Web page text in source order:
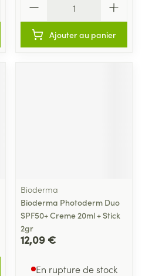
Ajouter au panier
Bioderma
Bioderma Photoderm Duo
SPF50+ Creme 20ml + Stick
2gr
12,09 €
En rupture de stock